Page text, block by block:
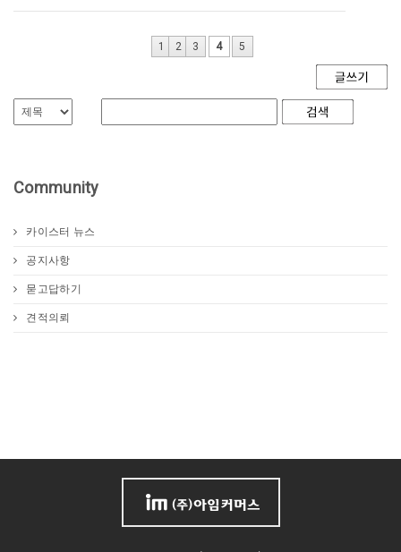
1 2 3 4 5
Community
카이스터 뉴스
공지사항
묻고답하기
견적의뢰